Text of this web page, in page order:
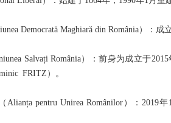
Democrată Maghiară din România）：
Salvați România）：前身为成立于
FRITZ）。
Alianța pentru Unirea Românilor）：